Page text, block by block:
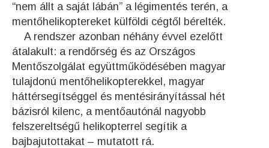
“nem állt a saját lábán” a légimentés terén, a
mentőhelikoptereket külföldi cégtől bérelték.
A rendszer azonban néhány évvel ezelőtt
átalakult: a rendőrség és az Országos
Mentőszolgálat együttműködésében magyar
tulajdonú mentőhelikopterekkel, magyar
háttérsegítséggel és mentésirányítással hét
bázisról kilenc, a mentőautónál nagyobb
felszereltségű helikopterrel segítik a
bajbajutottakat – mutatott rá.